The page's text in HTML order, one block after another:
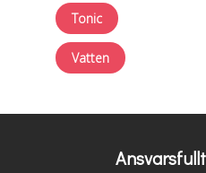
Tonic
Vatten